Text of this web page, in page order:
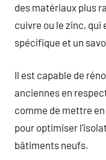
des matériaux plus
cuivre ou le zinc,
spécifique et un
Il est capable de
anciennes en
comme de mettre
pour optimiser
bâtiments neufs.